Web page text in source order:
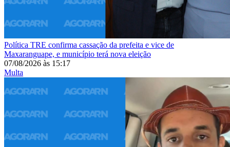
Política TRE confirma cassação da prefeita e vice de
Maxaranguape, e município terá nova eleição
07/08/2026 às 15:17
Multa